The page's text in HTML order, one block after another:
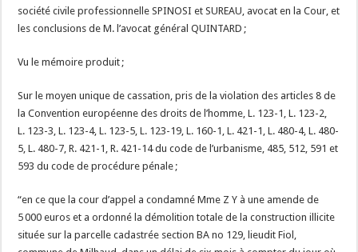
société civile professionnelle SPINOSI et SUREAU, avocat en la Cour, et
les conclusions de M. l’avocat général QUINTARD ;
Vu le mémoire produit ;
Sur le moyen unique de cassation, pris de la violation des articles 8 de
la Convention européenne des droits de l’homme, L. 123-1, L. 123-2,
L. 123-3, L. 123-4, L. 123-5, L. 123-19, L. 160-1, L. 421-1, L. 480-4, L. 480-
5, L. 480-7, R. 421-1, R. 421-14 du code de l’urbanisme, 485, 512, 591 et
593 du code de procédure pénale ;
“en ce que la cour d’appel a condamné Mme Z Y à une amende de
5 000 euros et a ordonné la démolition totale de la construction illicite
située sur la parcelle cadastrée section BA no 129, lieudit Fiol,